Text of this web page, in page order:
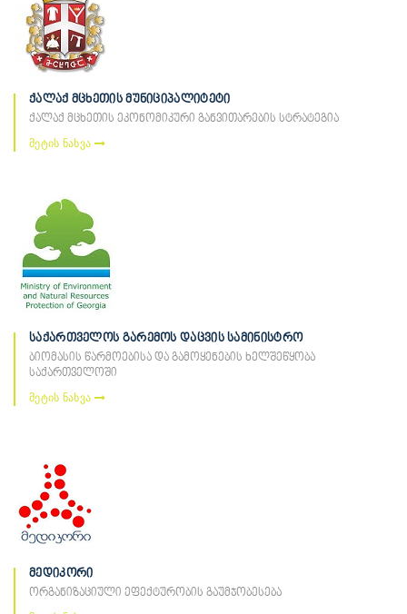
ქალაქ მცხეთის მუნიციპალიტეტი
ქალაქ მცხეთის ეკონომიკური განვითარების სტრატეგია
მეტის ნახვა
საქართველოს გარემოს დაცვის სამინისტრო
ბიომასის წარმოებისა და გამოყენების ხელშეწყობა
საქართველოში
მეტის ნახვა
მედიკორი
ორგანიზაციული ეფექტურობის გაუმჯობესება